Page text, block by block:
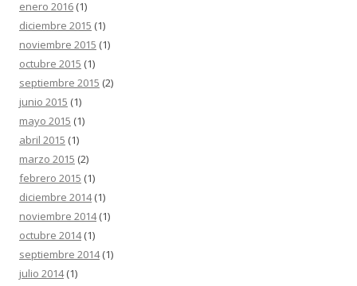
enero 2016 (1)
diciembre 2015 (1)
noviembre 2015 (1)
octubre 2015 (1)
septiembre 2015 (2)
junio 2015 (1)
mayo 2015 (1)
abril 2015 (1)
marzo 2015 (2)
febrero 2015 (1)
diciembre 2014(1)
noviembre 2014(1)
octubre 2014(1)
septiembre 2014(1)
julio 2014(1)